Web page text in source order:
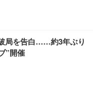
局を告白……約3年ぶり
”開催